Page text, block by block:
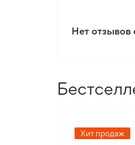
Нет отзывов
Хит продаж